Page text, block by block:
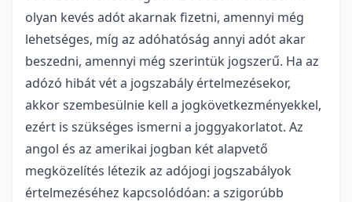
olyan kevés adót akarnak fizetni, amennyi még
lehetséges, míg az adóhatóság annyi adót akar
beszedni, amennyi még szerintük jogszerű. Ha az
adózó hibát vét a jogszabály értelmezésekor,
akkor szembesülnie kell a jogkövetkezményekkel,
ezért is szükséges ismerni a joggyakorlatot. Az
angol és az amerikai jogban két alapvető
megközelítés létezik az adójogi jogszabályok
értelmezéséhez kapcsolódóan: a szigorúbb